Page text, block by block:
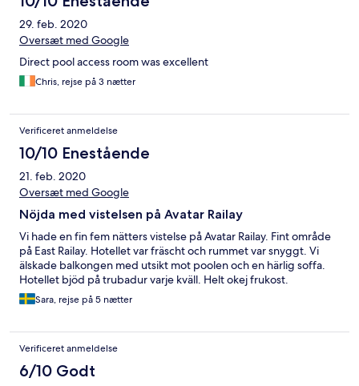
29. feb. 2020
Oversæt med Google
Direct pool access room was excellent
Chris, rejse på 3 nætter
Verificeret anmeldelse
10/10 Enestående
21. feb. 2020
Oversæt med Google
Nöjda med vistelsen på Avatar Railay
Vi hade en fin fem nätters vistelse på Avatar Railay. Fint område
på East Railay. Hotellet var fräscht och rummet var snyggt. Vi
älskade balkongen med utsikt mot poolen och en härlig soffa.
Hotellet bjöd på trubadur varje kväll. Helt okej frukost.
Sara, rejse på 5 nætter
Verificeret anmeldelse
6/10 Godt